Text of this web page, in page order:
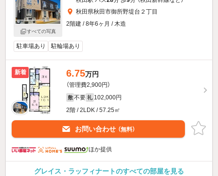
すべての写真
秋田県秋田市御所野堤台２丁目
2階建 / 8年6ヶ月 / 木造
駐車場あり 駐輪場あり
新着 6.75万円
（管理費2,900円）
敷 不要 礼 102,000円
2階 / 2LDK / 57.25㎡
お問い合わせ （無料）
ほか提供
グレイス・ラッフィナートのすべての部屋を見る